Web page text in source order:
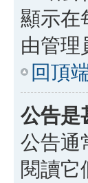
顯示在
由管理
回頂
公告是
公告通
閱讀它